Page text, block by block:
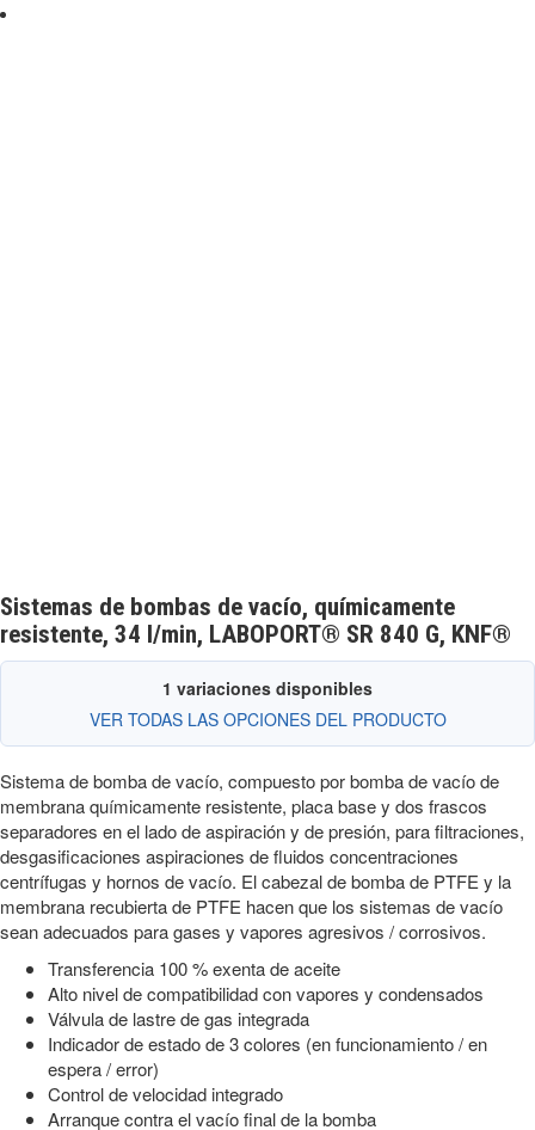
Sistemas de bombas de vacío, químicamente
resistente, 34 l/min, LABOPORT® SR 840 G, KNF®
1 variaciones disponibles
VER TODAS LAS OPCIONES DEL PRODUCTO
Sistema de bomba de vacío, compuesto por bomba de vacío de
membrana químicamente resistente, placa base y dos frascos
separadores en el lado de aspiración y de presión, para filtraciones,
desgasificaciones aspiraciones de fluidos concentraciones
centrífugas y hornos de vacío. El cabezal de bomba de PTFE y la
membrana recubierta de PTFE hacen que los sistemas de vacío
sean adecuados para gases y vapores agresivos / corrosivos.
Transferencia 100 % exenta de aceite
Alto nivel de compatibilidad con vapores y condensados
Válvula de lastre de gas integrada
Indicador de estado de 3 colores (en funcionamiento / en
espera / error)
Control de velocidad integrado
Arranque contra el vacío final de la bomba